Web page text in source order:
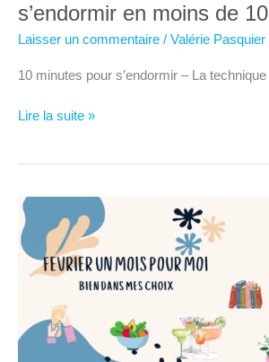
s’endormir en moins de
Laisser un commentaire / Valérie Pasquier
10 minutes pour s’endormir – La
Alpha
technique
pour
s’endormir
en
moins
minutes
Lire la suite »